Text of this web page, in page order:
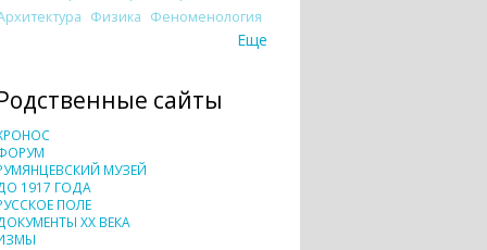
Физика Феноменология
Еще
сайты
МУЗЕЙ
1917 ГОДА
ПОЛЕ
XX ВЕКА